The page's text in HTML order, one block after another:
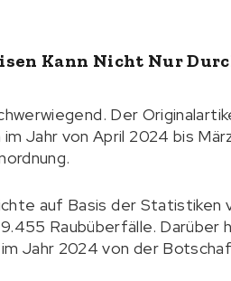
Kann Nicht Nur
Der
Jahr von April 2024 bis
auf Basis der Statistiken
Raubüberfälle. Darüber
Jahr 2024 von der